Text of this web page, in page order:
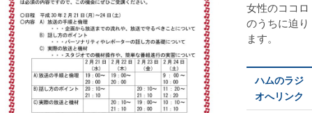
女性のココロ
のうちに迫り
ます。
ハムのラジ
オへリンク